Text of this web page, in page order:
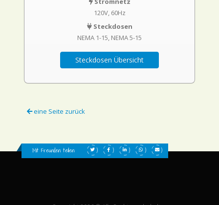
120V, 60Hz
Steckdosen
NEMA 1-15 NEMA 5-15
Steckdosen Übersicht
eine Seite zurück
Mit Freunden teilen: